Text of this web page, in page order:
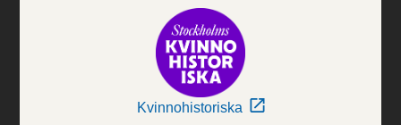
Kvinnohistoriska